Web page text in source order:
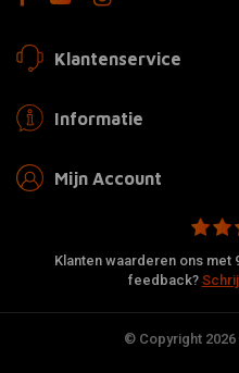
Klantenservice
Informatie
Mijn Account
Klanten waarderen ons met
feedback?
© Copyright